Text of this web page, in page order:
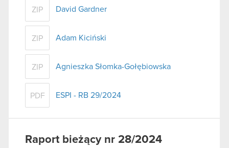
ZIP David Gardner
ZIP Adam Kiciński
ZIP Agnieszka Słomka-Gołębiowska
PDF ESPI - RB 29/2024
Raport bieżący nr 28/2024